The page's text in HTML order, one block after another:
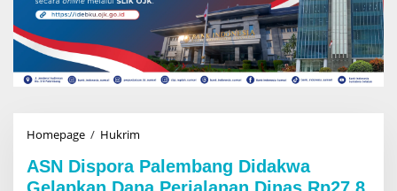
Homepage / Hukrim
N
D
ASN Dispora Palembang Didakwa